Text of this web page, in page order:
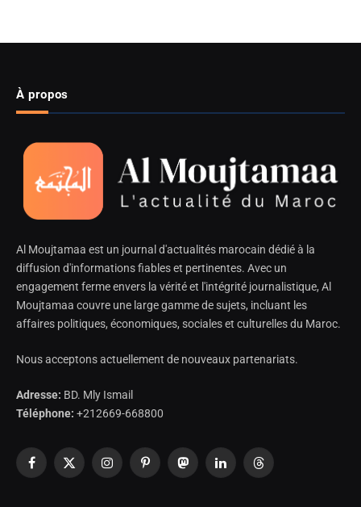
À propos
Al Moujtamaa est un journal d'actualités marocain dédié à la
diffusion d'informations fiables et pertinentes. Avec un
engagement ferme envers la vérité et l'intégrité journalistique, Al
Moujtamaa couvre une large gamme de sujets, incluant les
affaires politiques, économiques, sociales et culturelles du Maroc.
Nous acceptons actuellement de nouveaux partenariats.
Adresse: BD. Mly Ismail
Téléphone: +212669-668800
Facebook
X
InstagramPinterestMastodonLinkedInThreads